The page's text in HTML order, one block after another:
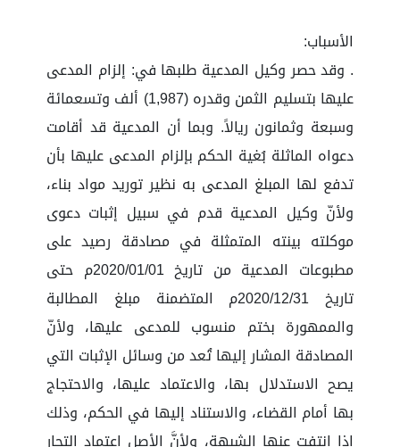
الأسباب:
. وقد حصر وكيل المدعية طلبها في: إلزام المدعى
عليها بتسليم الثمن وقدره (1,987) ألف وتسعمائة
وسبعة وثمانون ريالاً. وبما أن المدعية قد أقامت
دعواه الماثلة بُغية الحكم بإلزام المدعى عليها بأن
تدفع لها المبلغ المدعى به نظير توريد مواد بناء،
ولأنّ وكيل المدعية قدم في سبيل إثبات دعوى
موكلته بينته المتمثلة في مصادقة رصيد على
مطبوعات المدعية من تاريخ 2020/01/01م حتى
تاريخ 2020/12/31م المتضمنة مبلغ المطالبة
والممهورة بختم منسوب للمدعى عليها، ولأنّ
المصادقة المشار إليها تُعد من وسائل الإثبات التي
يصح الاستدلال بها، والاعتماد عليها، والاحتجاج
بها أمام القضاء، والاستناد إليها في الحكم، وذلك
إذا انتفت عنها الشبهة، ولأنَّ الأصل اعتماد التجار